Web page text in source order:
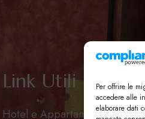
Per offrire le
accedere alle
elaborare dati
Link Utili
Hotel e Appartamenti